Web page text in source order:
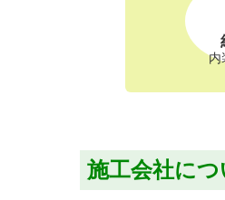
内
施工会社につ